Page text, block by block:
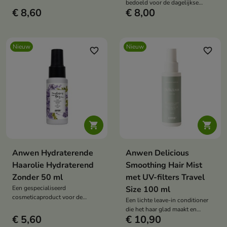
€ 8,60
bedoeld voor de dagelijkse
verzorging van haar dat
€ 8,00
Nieuw

favorite_border
Anwen Hydraterende
Haarolie Hydraterend
Zonder 50 ml
Een gespecialiseerd
cosmeticaproduct voor de
verschillende porositeiten.
€ 5,60
Nieuw

favorite_border
Anwen Delicious
Smoothing Hair Mist
met UV-filters Travel
Size 100 ml
Een lichte leave-in conditioner
die het haar glad maakt en
pluizigheid vermindert.
€ 10,90